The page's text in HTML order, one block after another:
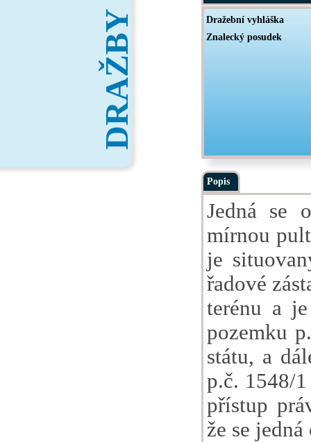
DRAŽBY
Dražební vyhláška
Znalecký posudek
Popis
Jedná se
mírnou
je
řadové
terénu a
pozemku
státu, a
p.č. 1548/
přístup
že se